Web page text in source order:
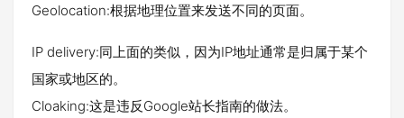
Geolocation:根据地理位置来发送不同的页面。
IP delivery:同上面的类似，因为IP地址通常是归属于某个
国家或地区的。
Cloaking:这是违反Google站长指南的做法。